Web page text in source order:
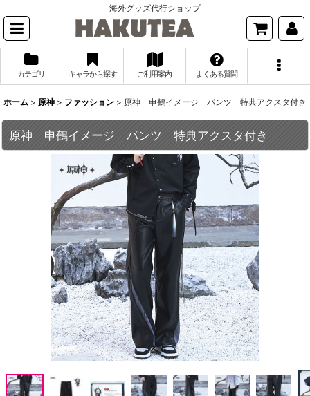
海外グッズ代行ショップ
カテゴリ キャラから探す ご利用案内 よくある質問
ホーム > 原神 > ファッション > 原神 申鶴イメージ パンツ 特典アクスタ付き
原神 申鶴イメージ パンツ 特典アクスタ付き